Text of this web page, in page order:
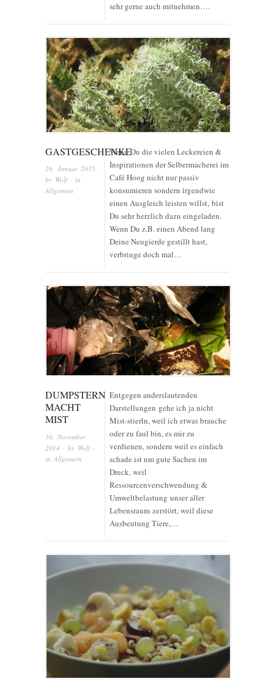
sehr gerne auch mitnehmen….
GASTGESCHENKE
26. Januar 2015 ·
by Wolf· in
Allgemein
Wenn Du die vielen Leckereien &
Inspirationen der Selbermacherei im
Café Hoog nicht nur passiv
konsumieren sondern irgendwie
einen Ausgleich leisten willst, bist
Du sehr herzlich dazu eingeladen.
Wenn Du z.B. einen Abend lang
Deine Neugierde gestillt hast,
verbringe doch mal…
DUMPSTERN
MACHT
MIST
30. November
2014 · by Wolf·
in Allgemein
Entgegen anderslautenden
Darstellungen gehe ich ja nicht
Mist-stierln, weil ich etwas brauche
oder zu faul bin, es mir zu
verdienen, sondern weil es einfach
schade ist um gute Sachen im
Dreck, weil
Ressourcenverschwendung &
Umweltbelastung unser aller
Lebensraum zerstört, weil diese
Ausbeutung Tiere,…